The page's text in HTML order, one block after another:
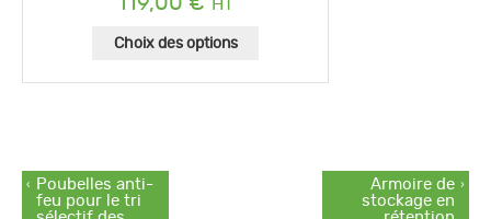
Choix des options
NAVIGATION DE L’ARTICLE
Article
précédent :
Poubelles anti-
feu pour le tri
Article
suivant :
Armoire de
stockage en